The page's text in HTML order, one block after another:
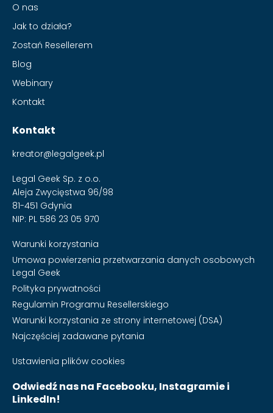
O nas
Jak to działa?
Zostań Resellerem
Blog
Webinary
Kontakt
Kontakt
kreator@legalgeek.pl
Legal Geek Sp. z o.o.
Aleja Zwycięstwa 96/98
81-451 Gdynia
NIP: PL 586 23 05 970
Warunki korzystania
Umowa powierzenia przetwarzania danych osobowych
Legal Geek
Polityka prywatności
Regulamin Programu Resellerskiego
Warunki korzystania ze strony internetowej (DSA)
Najczęściej zadawane pytania
Ustawienia plików cookies
Odwiedź nas na Facebooku, Instagramie i
LinkedIn!